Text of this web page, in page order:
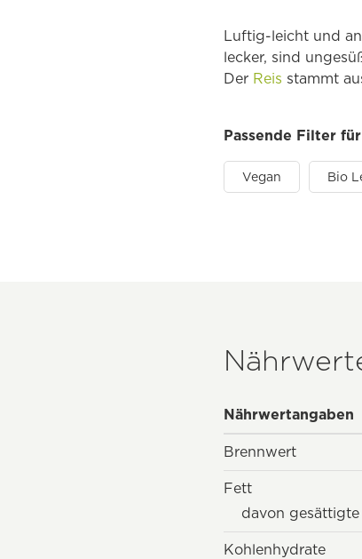
Luftig-leicht und
lecker, sind
Der Reis stammt
Passende Filter
Vegan Bio
Nährwertangaben
Brennwert
Fett
davon
Kohlenhydrate